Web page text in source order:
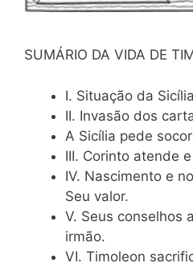
SUMÁRIO DA VIDA DE
I. Situação da
II. Invasão dos
A Sicília pede
III. Corinto atende
IV. Nascimento e
Seu valor.
V. Seus conselhos
irmão.
VI. Timoleon